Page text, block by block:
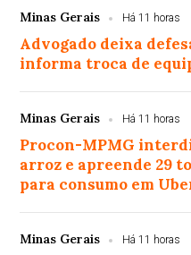
Minas Gerais Há 11 horas
Advogado deixa
informa troca de
Minas Gerais Há 11 horas
Procon-MPMG
arroz e apreende 29
para consumo em
Minas Gerais Há 11 horas